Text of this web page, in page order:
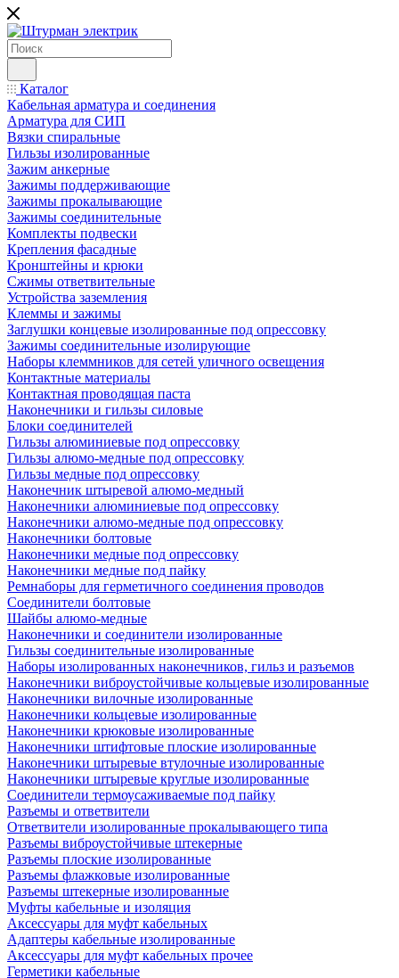
Каталог
Кабельная арматура и соединения
Арматура для СИП
Вязки спиральные
Гильзы изолированные
Зажим анкерные
Зажимы поддерживающие
Зажимы прокалывающие
Зажимы соединительные
Комплекты подвески
Крепления фасадные
Кронштейны и крюки
Сжимы ответвительные
Устройства заземления
Клеммы и зажимы
Заглушки концевые изолированные под опрессовку
Зажимы соединительные изолирующие
Наборы клеммников для сетей уличного освещения
Контактные материалы
Контактная проводящая паста
Наконечники и гильзы силовые
Блоки соединителей
Гильзы алюминиевые под опрессовку
Гильзы алюмо-медные под опрессовку
Гильзы медные под опрессовку
Наконечник штыревой алюмо-медный
Наконечники алюминиевые под опрессовку
Наконечники алюмо-медные под опрессовку
Наконечники болтовые
Наконечники медные под опрессовку
Наконечники медные под пайку
Ремнаборы для герметичного соединения проводов
Соединители болтовые
Шайбы алюмо-медные
Наконечники и соединители изолированные
Гильзы соединительные изолированные
Наборы изолированных наконечников, гильз и разъемов
Наконечники виброустойчивые кольцевые изолированные
Наконечники вилочные изолированные
Наконечники кольцевые изолированные
Наконечники крюковые изолированные
Наконечники штифтовые плоские изолированные
Наконечники штыревые втулочные изолированные
Наконечники штыревые круглые изолированные
Соединители термоусаживаемые под пайку
Разъемы и ответвители
Ответвители изолированные прокалывающего типа
Разъемы виброустойчивые штекерные
Разъемы плоские изолированные
Разъемы флажковые изолированные
Разъемы штекерные изолированные
Муфты кабельные и изоляция
Аксессуары для муфт кабельных
Адаптеры кабельные изолированные
Аксессуары для муфт кабельных прочее
Герметики кабельные